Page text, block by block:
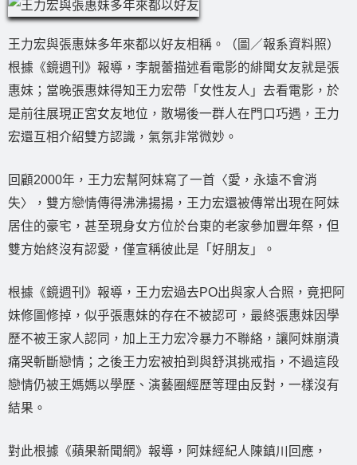
王力宏與張惠妹多年來都以好友相稱。（圖／報系資料照）
根據《鏡週刊》報導，李靚蕾描述看電影的緋聞女友就是張
惠妹；當晚張惠妹得知王力宏帶「女性友人」去看電影，於
是前往展現正宮女友地位，散場後一群人在門口巧遇，王力
宏還互相介紹雙方認識，氣氛非常微妙。
回顧2000年，王力宏幫阿妹寫了一首〈愛，永遠不會消
失〉，雙方戀情傳得沸沸揚揚，王力宏還被傳常出現在阿妹
居住的豪宅，甚至現身女方位於台東的老家參加豐年祭，但
雙方始終沒有認愛，僅宣稱彼此是「好朋友」。
根據《鏡週刊》報導，王力宏過去PO出與家人合照，竟把阿
妹修圖修掉，似乎張惠妹的存在不被認可，最終張惠妹因學
歷不被王家人認同，加上王力宏冷暴力不聯絡，讓阿妹崩潰
痛哭斬斷戀情；之後王力宏被拍到與舒淇挑戒指，不過這段
戀情仍被王媽媽以學歷、演藝圈經歷等理由反對，一樣沒有
結果。
對此根據《蘋果新聞網》報導，阿妹經紀人陳鎮川回應，